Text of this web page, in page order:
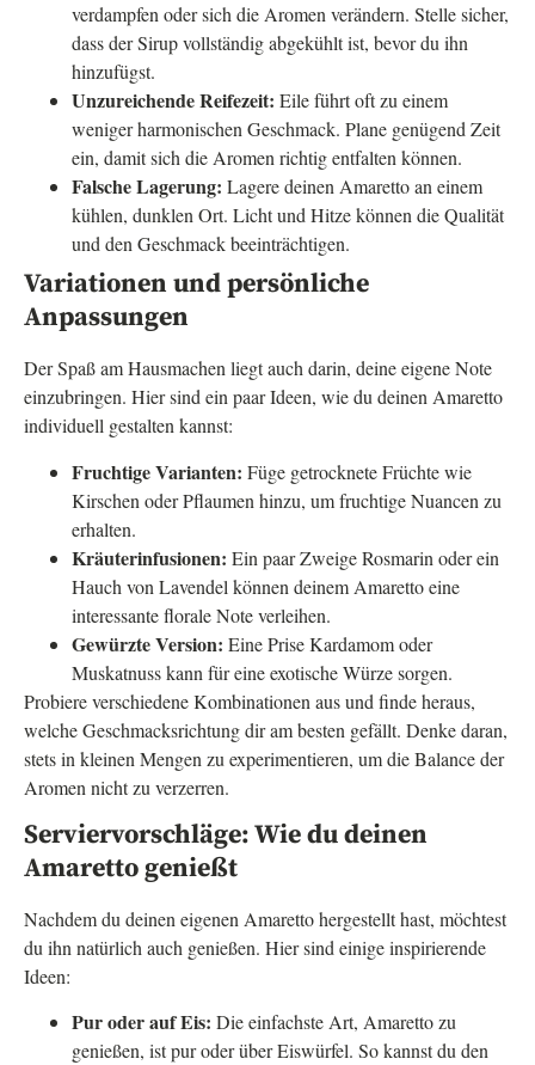
verdampfen oder sich die Aromen verändern. Stelle sicher,
dass der Sirup vollständig abgekühlt ist, bevor du ihn
hinzufügst.
Unzureichende Reifezeit: Eile führt oft zu einem
weniger harmonischen Geschmack. Plane genügend Zeit
ein, damit sich die Aromen richtig entfalten können.
Falsche Lagerung: Lagere deinen Amaretto an einem
kühlen, dunklen Ort. Licht und Hitze können die Qualität
und den Geschmack beeinträchtigen.
Variationen und persönliche
Anpassungen
Der Spaß am Hausmachen liegt auch darin, deine eigene Note
einzubringen. Hier sind ein paar Ideen, wie du deinen Amaretto
individuell gestalten kannst:
Fruchtige Varianten: Füge getrocknete Früchte wie
Kirschen oder Pflaumen hinzu, um fruchtige Nuancen zu
erhalten.
Kräuterinfusionen: Ein paar Zweige Rosmarin oder ein
Hauch von Lavendel können deinem Amaretto eine
interessante florale Note verleihen.
Gewürzte Version: Eine Prise Kardamom oder
Muskatnuss kann für eine exotische Würze sorgen.
Probiere verschiedene Kombinationen aus und finde heraus,
welche Geschmacksrichtung dir am besten gefällt. Denke daran,
stets in kleinen Mengen zu experimentieren, um die Balance der
Aromen nicht zu verzerren.
Serviervorschläge: Wie du deinen
Amaretto genießt
Nachdem du deinen eigenen Amaretto hergestellt hast, möchtest
du ihn natürlich auch genießen. Hier sind einige inspirierende
Ideen:
Pur oder auf Eis: Die einfachste Art, Amaretto zu
genießen, ist pur oder über Eiswürfel. So kannst du den